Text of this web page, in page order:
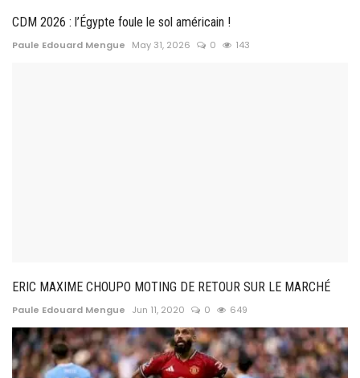
CDM 2026 : l’Égypte foule le sol américain !
Paule Edouard Mengue May 31, 2026 0 143
ERIC MAXIME CHOUPO MOTING DE RETOUR SUR LE MARCHÉ
Paule Edouard Mengue Jun 11, 2020 0 649